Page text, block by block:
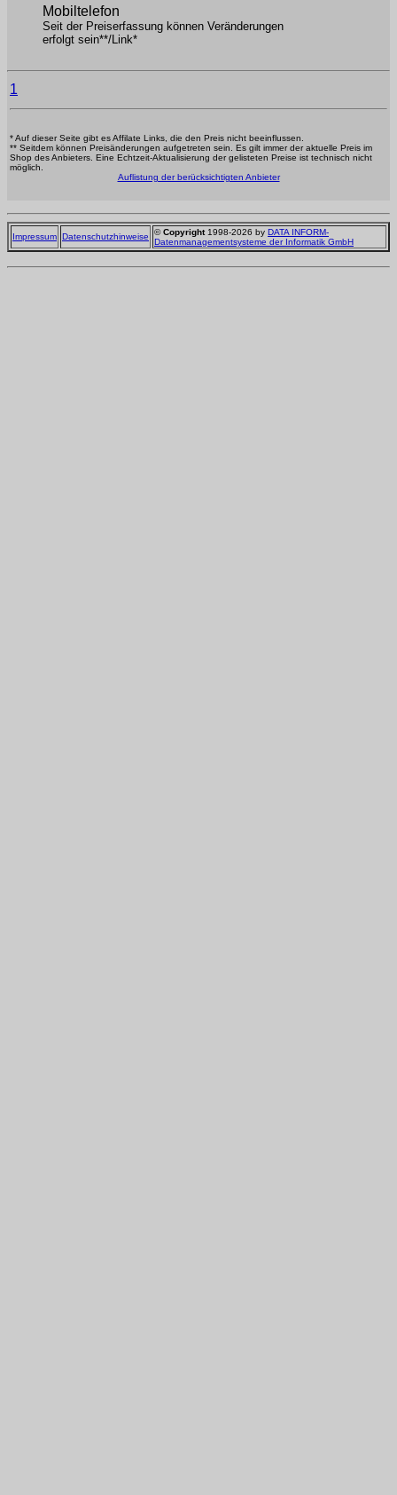
Mobiltelefon
Seit der Preiserfassung können Veränderungen
erfolgt sein**/Link*
1
* Auf dieser Seite gibt es Affilate Links, die den Preis nicht beeinflussen.
** Seitdem können Preisänderungen aufgetreten sein. Es gilt immer der aktuelle Preis im
Shop des Anbieters. Eine Echtzeit-Aktualisierung der gelisteten Preise ist technisch nicht
möglich.
Auflistung der berücksichtigten Anbieter
Impressum Datenschutzhinweise ©Copyright1998-2026 by DATA INFORM-
Datenmanagementsysteme der Informatik GmbH